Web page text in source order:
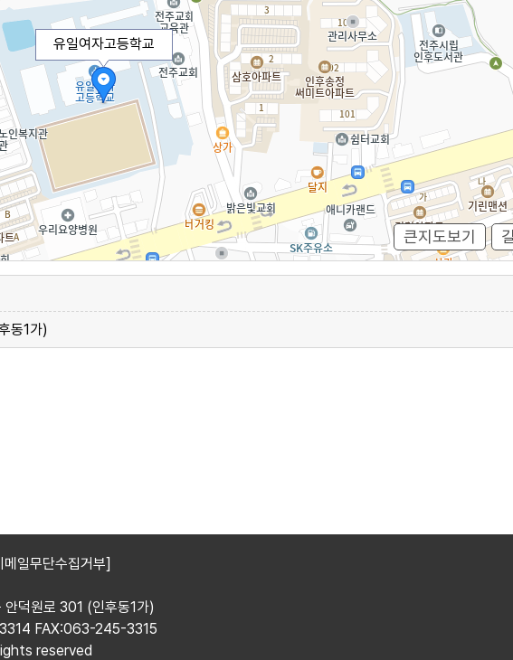
큰지도보기
동1가)
메일무단수집거부]
덕원로 301 (인후동1가)
FAX:063-245-3315
reserved